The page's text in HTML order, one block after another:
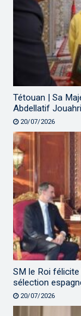
Tétouan | Sa
Abdellatif
20/07/2026
SM le Roi félicite
sélection
20/07/2026